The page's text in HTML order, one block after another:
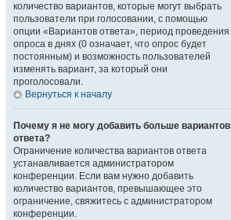
количество вариантов, которые могут выбрать
пользователи при голосовании, с помощью
опции «Вариантов ответа», период проведения
опроса в днях (0 означает, что опрос будет
постоянным) и возможность пользователей
изменять вариант, за который они
проголосовали.
Вернуться к началу
Почему я не могу добавить больше вариантов
ответа?
Ограничение количества вариантов ответа
устанавливается администратором
конференции. Если вам нужно добавить
количество вариантов, превышающее это
ограничение, свяжитесь с администратором
конференции.